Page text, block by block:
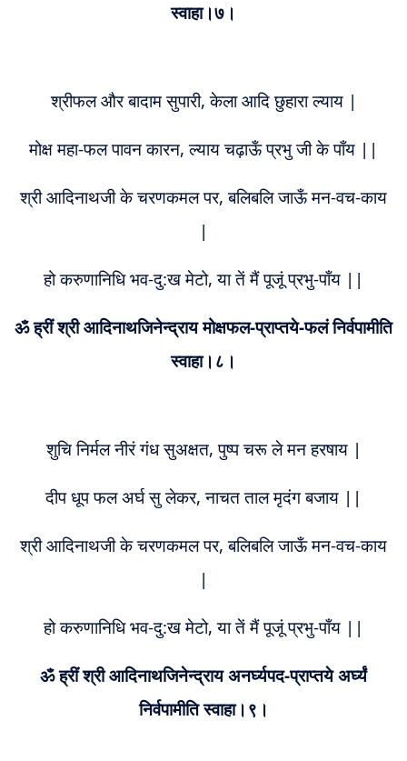
स्वाहा।७।
श्रीफल और बादाम सुपारी, केला आदि छुहारा ल्याय |
मोक्ष महा-फल पावन कारन, ल्याय चढ़ाऊँ प्रभु जी के पाँय ||
श्री आदिनाथजी के चरणकमल पर, बलिबलि जाऊँ मन-वच-काय
|
हो करुणानिधि भव-दु:ख मेटो, या तें मैं पूजूं प्रभु-पाँय ||
ॐ ह्रीं श्री आदिनाथजिनेन्द्राय मोक्षफल-प्राप्तये-फलं निर्वपामीति
स्वाहा।८।
शुचि निर्मल नीरं गंध सुअक्षत, पुष्प चरू ले मन हरषाय |
दीप धूप फल अर्घ सु लेकर, नाचत ताल मृदंग बजाय ||
श्री आदिनाथजी के चरणकमल पर, बलिबलि जाऊँ मन-वच-काय
|
हो करुणानिधि भव-दु:ख मेटो, या तें मैं पूजूं प्रभु-पाँय ||
ॐ ह्रीं श्री आदिनाथजिनेन्द्राय अनर्घ्यपद-प्राप्तये अर्घ्यं
निर्वपामीति स्वाहा।९।